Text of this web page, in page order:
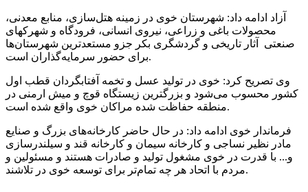
آزاد ادامه داد: شهرستان خوی در زمینه هتل‌سازی، منابع معدنی،
محصولات باغی و زراعی، نیروی انسانی، فرودگاه و شهرکهای
صنعتی آثار تاریخی و گردشگری بکر جزو مستعدترین شهرستان‌ها
برای حضور سرمایه‌گذاران است.
وی تصریح کرد: خوی در تولید عسل و تخمه آفتابگردان قطب اول
کشور محسوب می‌شود و بزرگترین زیستگاه قوچ و میش ارمنی در
منطقه حفاظت شده مراکان خوی واقع شده است.
فرماندار خوی ادامه داد: در حال حاضر کارخانه‌های بزرگ و صنایع
مادر نظیر نساجی و کارخانه سیمان و کارخانه قند و سیلندرسازی‌
و... با قدرت در خوی مشغول تولید و صادرات هستند و مسئولین و
مردم با اتحاد هر چه تمام‌تر برای توسعه خوی در تلاشند.